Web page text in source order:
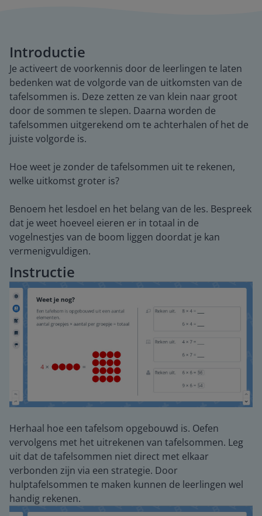
Introductie
Je activeert de voorkennis door de leerlingen te laten
bedenken wat de volgorde van de uitkomsten van de
tafelsommen is. Deze zetten ze van klein naar groot
door de sommen te slepen. Daarna worden de
tafelsommen uitgerekend om te achterhalen of het de
juiste volgorde is.
Hoe weet je zonder de tafelsommen uit te rekenen,
welke uitkomst groter is?
Benoem het lesdoel en het belang van de les. Bespreek
dat je weet hoeveel eieren er in totaal in de
vogelnestjes van de boom liggen doordat je kan
vermenigvuldigen.
Instructie
Herhaal hoe een tafelsom opgebouwd is. Oefen
vervolgens met het uitrekenen van tafelsommen. Leg
uit dat de tafelsommen niet direct met elkaar
verbonden zijn via een strategie. Door
hulptafelsommen te maken kunnen de leerlingen wel
handig rekenen.